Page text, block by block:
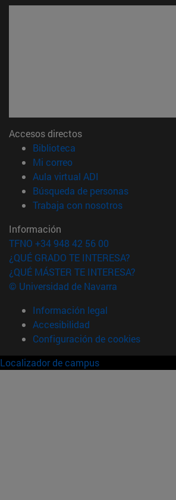
Accesos directos
Biblioteca
Mi correo(abre en nueva ventana)
Aula virtual ADI
Búsqueda de personas(abre en
Trabaja con nosotros(abre en
Información
TFNO +34 948 42 56 00
¿QUÉ GRADO TE INTERESA?
¿QUÉ MÁSTER TE INTERESA?
© Universidad de Navarra
Información legal
Accesibilidad
Configuración de cookies
Localizador de campus